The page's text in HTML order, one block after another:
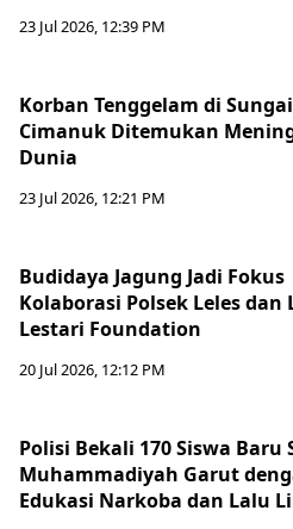
23 Jul 2026, 12:39 PM
Korban Tenggelam di Sungai
Cimanuk Ditemukan
Dunia
23 Jul 2026, 12:21 PM
Budidaya Jagung Jadi Fokus
Kolaborasi Polsek Leles dan
Lestari Foundation
20 Jul 2026, 12:12 PM
Polisi Bekali 170 Siswa Baru
Muhammadiyah Garut
Edukasi Narkoba dan Lalu